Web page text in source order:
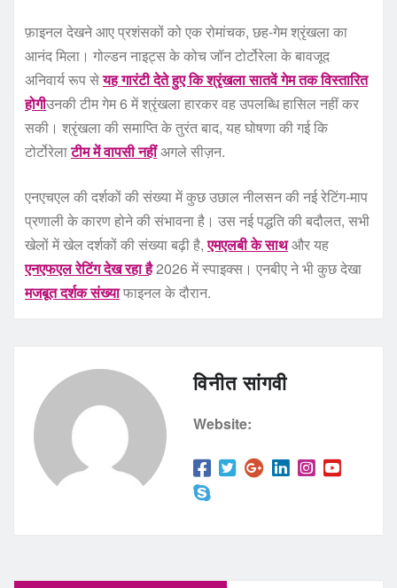
फ़ाइनल देखने आए प्रशंसकों को एक रोमांचक, छह-गेम श्रृंखला का
आनंद मिला। गोल्डन नाइट्स के कोच जॉन टोर्टोरेला के बावजूद
अनिवार्य रूप सेयह गारंटी देते हुए कि श्रृंखला सातवें गेम तक विस्तारित
होगीउनकी टीम गेम 6 में श्रृंखला हारकर वह उपलब्धि हासिल नहीं कर
सकी। श्रृंखला की समाप्ति के तुरंत बाद, यह घोषणा की गई कि
टोर्टोरेलाटीम में वापसी नहींअगले सीज़न.
एनएचएल की दर्शकों की संख्या में कुछ उछाल नीलसन की नई रेटिंग-माप
प्रणाली के कारण होने की संभावना है। उस नई पद्धति की बदौलत, सभी
खेलों में खेल दर्शकों की संख्या बढ़ी है,एमएलबी के साथऔर यह
एनएफएल रेटिंग देख रहा है2026 में स्पाइक्स। एनबीए ने भी कुछ देखा
मजबूत दर्शक संख्याफाइनल के दौरान.
विनीत सांगवी
Website: